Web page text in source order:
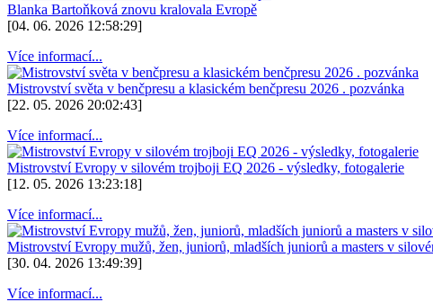
Blanka Bartoňková znovu kralovala Evropě
[04. 06. 2026 12:58:29]
Více informací...
Mistrovství světa v benčpresu a klasickém benčpresu 2026 . pozvánka
[22. 05. 2026 20:02:43]
Více informací...
Mistrovství Evropy v silovém trojboji EQ 2026 - výsledky, fotogalerie
[12. 05. 2026 13:23:18]
Více informací...
Mistrovství Evropy mužů, žen, juniorů, mladších juniorů a masters v
[30. 04. 2026 13:49:39]
Více informací...